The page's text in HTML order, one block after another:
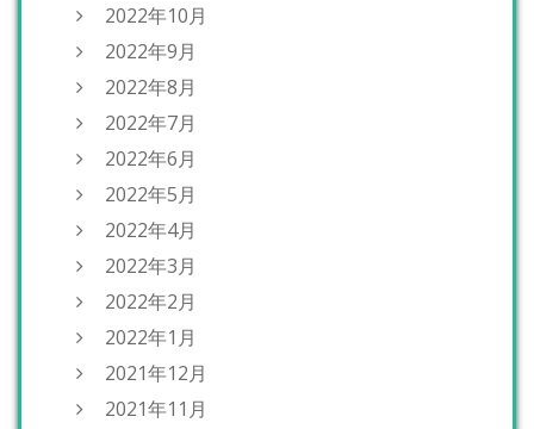
2022年10月
2022年9月
2022年8月
2022年7月
2022年6月
2022年5月
2022年4月
2022年3月
2022年2月
2022年1月
2021年12月
2021年11月